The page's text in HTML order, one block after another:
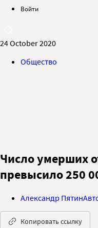
Войти
24 October 2020
Общество
Число умерших
превысило 250
Александр Пятин
Копировать ссылку